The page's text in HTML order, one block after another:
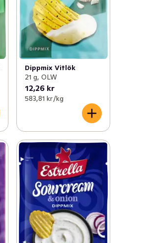
Dippmix Vitlök
21 g, OLW
12,26 kr
583,81 kr /kg